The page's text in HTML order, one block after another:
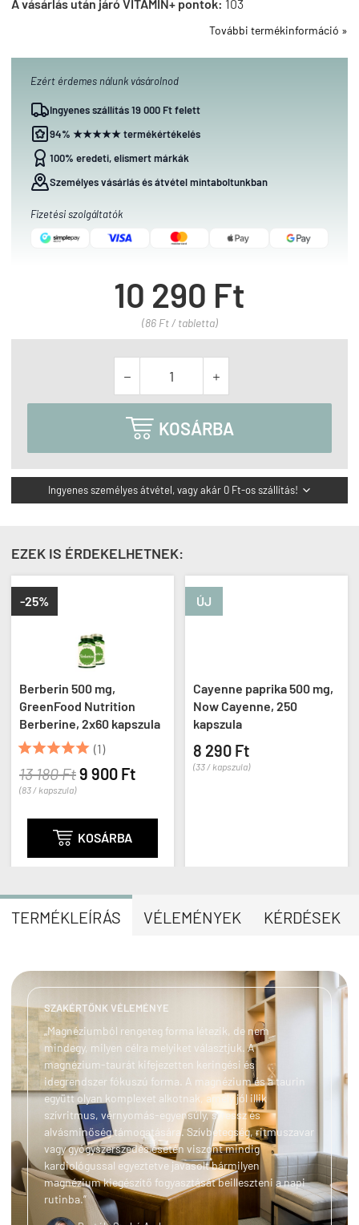
A vásárlás után járó VITAMIN+ pontok: 103
További termékinformáció »
Ezért érdemes nálunk vásárolnod
Ingyenes szállítás 19 000 Ft felett
94% ★★★★★ termékértékelés
100% eredeti, elismert márkák
Személyes vásárlás és átvétel mintaboltunkban
Fizetési szolgáltatók
10 290 Ft
(86 Ft / tabletta)
 
 KOSÁRBA
Ingyenes személyes átvétel, vagy akár 0 Ft-os szállítás! 
EZEK IS ÉRDEKELHETNEK:
-25%
Berberin 500 mg,
GreenFood Nutrition
Berberine, 2x60 kapszula
 (1)
13 180 Ft9 900 Ft
(83 / kapszula)
 KOSÁRBA
ÚJ
Cayenne paprika 500 mg,
Now Cayenne, 250
kapszula
8 290 Ft
(33 / kapszula)
TERMÉKLEÍRÁS VÉLEMÉNYEK KÉRDÉSEK
SZAKÉRTŐNK VÉLEMÉNYE
„Magnéziumból rengeteg forma létezik, de nem
mindegy, milyen célra melyiket választjuk. A
magnézium-taurát kifejezetten keringési és
idegrendszer fókuszú forma. A magnézium és a taurin
együtt olyan komplexet alkotnak, amely jól illik
szívritmus, vérnyomás-egyensúly, stressz és
alvásminőség támogatására. Szívbetegség, ritmuszavar
vagy gyógyszerszedés esetén viszont mindig
kardiológussal egyeztetve javasolt bármilyen
magnézium kiegészítő fogyasztását beilleszteni a napi
rutinba.”